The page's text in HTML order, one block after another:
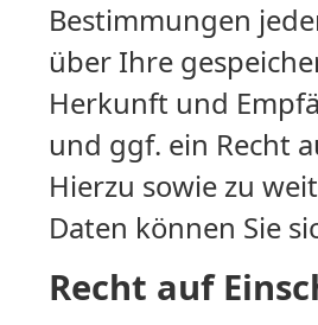
Bestimmungen
über Ihre
Herkunft und
und ggf. ein Recht
Hierzu sowie zu
Daten können Sie
Recht auf